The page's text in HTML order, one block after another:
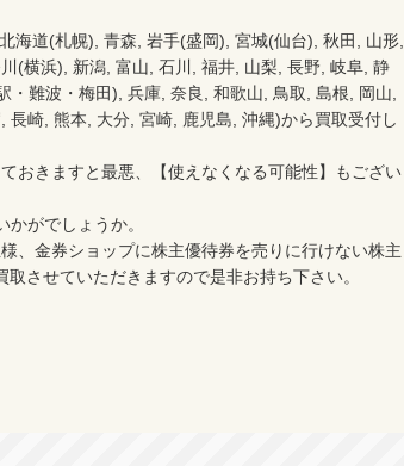
海道(札幌), 青森, 岩手(盛岡), 宮城(仙台), 秋田, 山形,
(横浜), 新潟, 富山, 石川, 福井, 山梨, 長野, 岐阜, 静
・難波・梅田), 兵庫, 奈良, 和歌山, 鳥取, 島根, 岡山,
崎, 熊本, 大分, 宮崎, 鹿児島, 沖縄)から買取受付し
おきますと最悪、【使えなくなる可能性】もござい
がでしょうか。
、金券ショップに株主優待券を売りに行けない株主
させていただきますので是非お持ち下さい。